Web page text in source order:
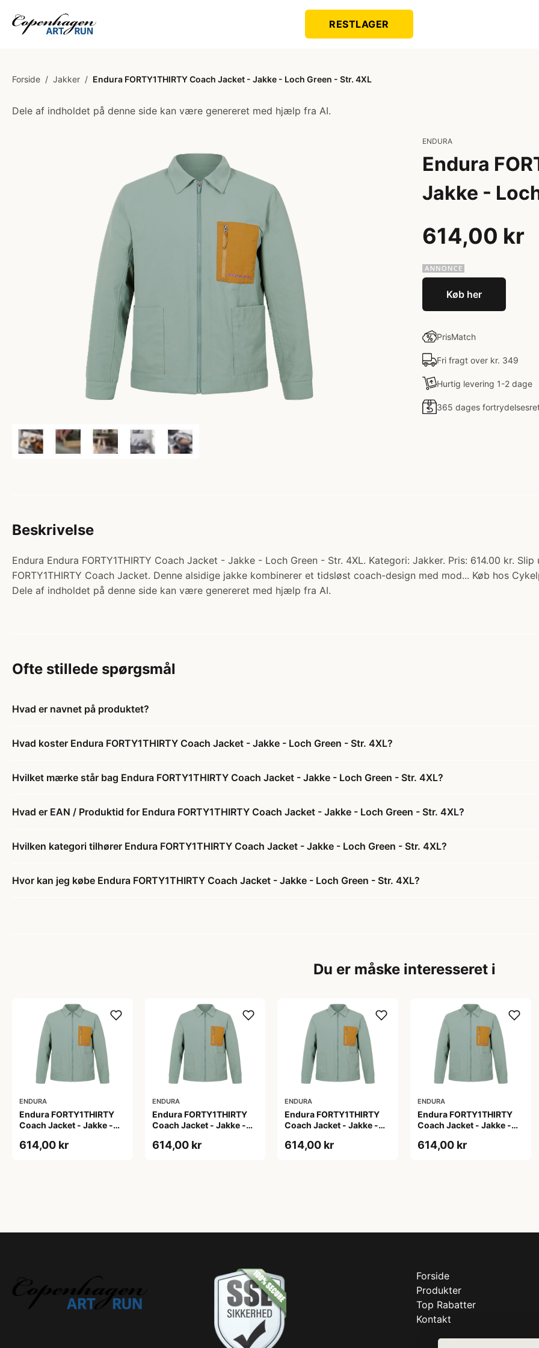
RESTLAGER
Forside / Jakker / Endura FORTY1THIRTY Coach Jacket - Jakke - Loch Green - Str. 4XL
Dele af indholdet på denne side kan være genereret med hjælp fra AI.
ENDURA
Endura
Jakke -
614,00 kr
Køb her
PrisMatch
Fri fragt over kr. 349
Hurtig levering 1-2 dage
365 dages
Beskrivelse
Endura Endura FORTY1THIRTY Coach Jacket - Jakke - Loch Green - Str. 4XL. Kategori: Jakker. Pris: 614.00 kr.
FORTY1THIRTY Coach Jacket. Denne alsidige jakke kombinerer et tidsløst coach-design med mod... Køb hos
Dele af indholdet på denne side kan være genereret med hjælp fra AI.
Ofte stillede spørgsmål
Hvad er navnet på produktet?
Hvad koster Endura FORTY1THIRTY Coach Jacket - Jakke - Loch Green - Str. 4XL?
Hvilket mærke står bag Endura FORTY1THIRTY Coach Jacket - Jakke - Loch Green - Str. 4XL?
Hvad er EAN / Produktid for Endura FORTY1THIRTY Coach Jacket - Jakke - Loch Green - Str. 4XL?
Hvilken kategori tilhører Endura FORTY1THIRTY Coach Jacket - Jakke - Loch Green - Str. 4XL?
Hvor kan jeg købe Endura FORTY1THIRTY Coach Jacket - Jakke - Loch Green - Str. 4XL?
Du er måske interesseret i
ENDURA
Endura FORTY1THIRTY
Coach Jacket - Jakke -
614,00 kr
ENDURA
Endura FORTY1THIRTY
Coach Jacket - Jakke -
614,00 kr
ENDURA
Endura FORTY1THIRTY
Coach Jacket - Jakke -
614,00 kr
ENDURA
Endura FORTY1THIRTY
Coach Jacket - Jakke -
614,00 kr
Forside
Produkter
Top Rabatter
Kontakt